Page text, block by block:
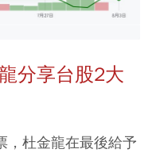
分享台股2大
，杜金龍在最後給予